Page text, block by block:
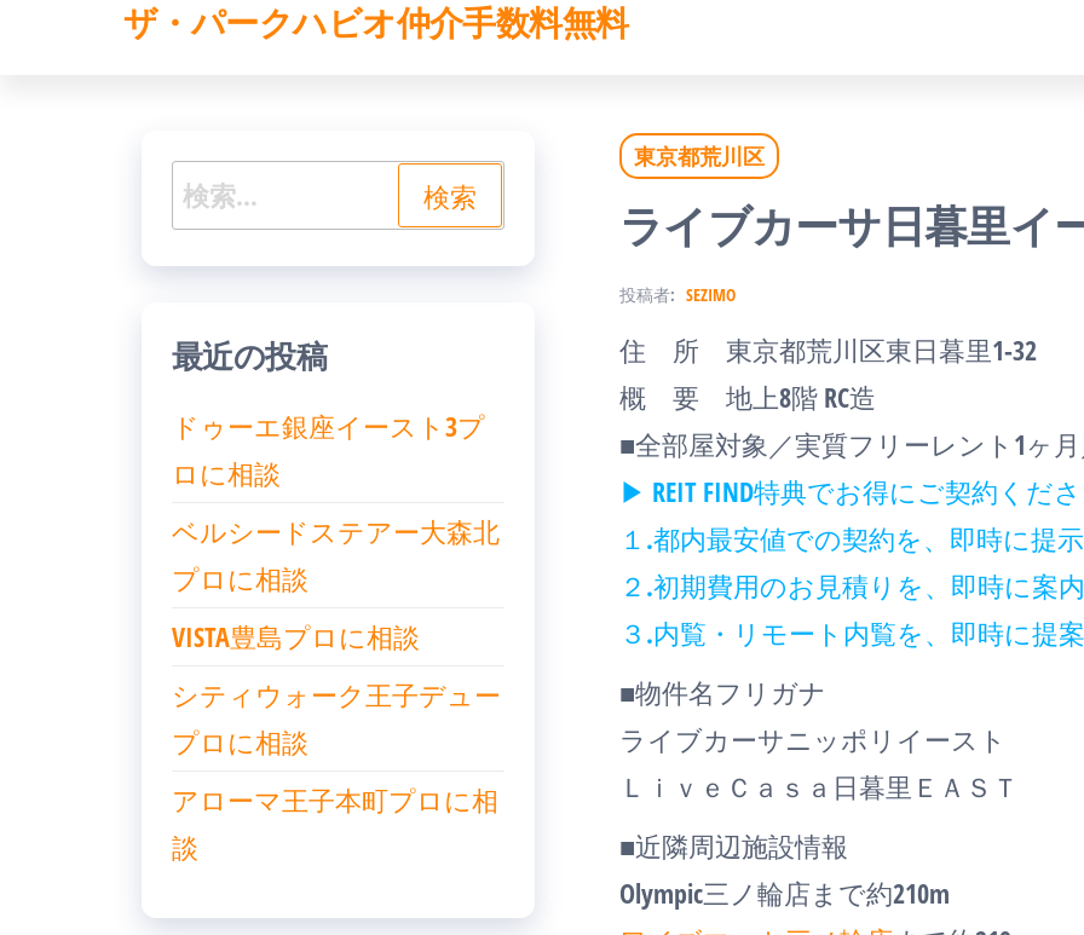
ザ・パークハビオ仲介手数料無料
東京都荒川区
ライブカーサ日暮里イ
投稿者: SEZIMO
住 所 東京都荒川区東日暮里1-32
概 要 地上8階 RC造
■全部屋対象／実質フリーレント1ヶ
▶ REIT FIND特典でお得にご契約くだ
１.都内最安値での契約を、即時に提
２.初期費用のお見積りを、即時に案
３.内覧・リモート内覧を、即時に提
■物件名フリガナ
ライブカーサニッポリイースト
ＬｉｖｅＣａｓａ日暮里ＥＡＳＴ
■近隣周辺施設情報
Olympic三ノ輪店まで約210m
検
索:
最近の投稿
ドゥーエ銀座イースト3プ
ロに相談
ベルシードステアー大森北
プロに相談
VISTA豊島プロに相談
シティウォーク王子デュー
プロに相談
アローマ王子本町プロに相
談